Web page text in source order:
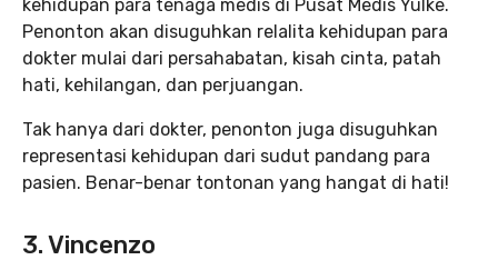
kehidupan para tenaga medis di Pusat Medis Yulke.
Penonton akan disuguhkan relalita kehidupan para
dokter mulai dari persahabatan, kisah cinta, patah
hati, kehilangan, dan perjuangan.
Tak hanya dari dokter, penonton juga disuguhkan
representasi kehidupan dari sudut pandang para
pasien. Benar-benar tontonan yang hangat di hati!
3. Vincenzo